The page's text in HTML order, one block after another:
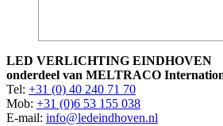
LED VERLICHTING EINDHOVEN
onderdeel van MELTRACO
Tel: +31 (0) 40 240 71 70
Mob: +31 (0)6 53 155 038
E-mail: info@ledeindhoven.nl